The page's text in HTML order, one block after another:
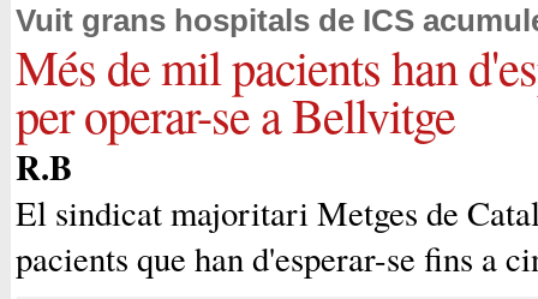
Vuit grans hospitals de ICS
Més de mil pacients han
per operar-se a Bellvitge
R.B
El sindicat majoritari Metges de
pacients que han d'esperar-se fins a